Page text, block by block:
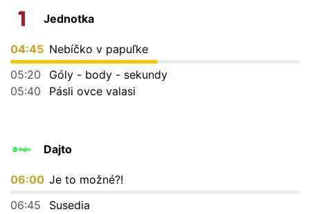
Jednotka
04:45 Nebíčko v papuľke
05:20
Góly - body - sekundy
05:40
Pásli ovce valasi
Dajto
06:00 Je to možné?!
06:45
Susedia